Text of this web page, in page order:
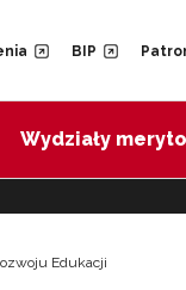
BIP
Wydziały
Edukacji